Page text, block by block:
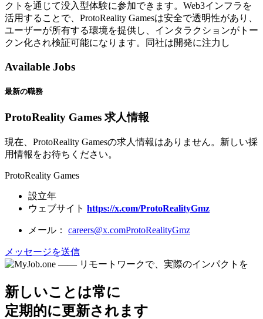
クトを通じて没入型体験に参加できます。Web3インフラを
活用することで、ProtoReality Gamesは安全で透明性があり、
ユーザーが所有する環境を提供し、インタラクションがトー
クン化され検証可能になります。同社は開発に注力し
Available Jobs
最新の職務
ProtoReality Games 求人情報
現在、ProtoReality Gamesの求人情報はありません。新しい採
用情報をお待ちください。
ProtoReality Games
設立年
ウェブサイト https://x.com/ProtoRealityGmz
メール： careers@x.comProtoRealityGmz
メッセージを送信
新しいことは常に
定期的に更新されます